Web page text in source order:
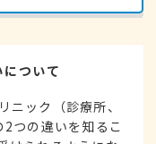
について
ニック（診療所、
つの違いを知るこ